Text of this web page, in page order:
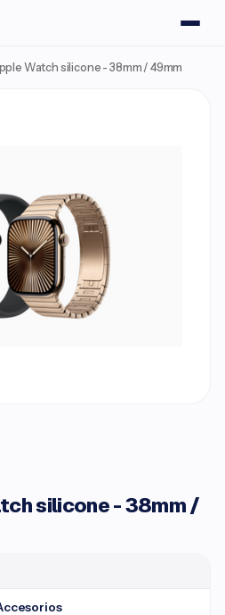
Watch silicone - 38mm / 49mm
silicone - 38mm /